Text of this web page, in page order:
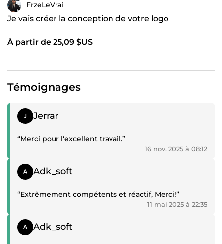
FrzeLeVrai
Je vais créer la conception de votre logo
À partir de 25,09 $US
Témoignages
Témoignage positif
Jerrar
“Merci pour l'excellent travail.”
16 nov. 2025 à 08:12
Témoignage positif
Adk_soft
“Extrêmement compétents et réactif, Merci!”
11 mai 2025 à 22:35
Témoignage positif
Adk_soft